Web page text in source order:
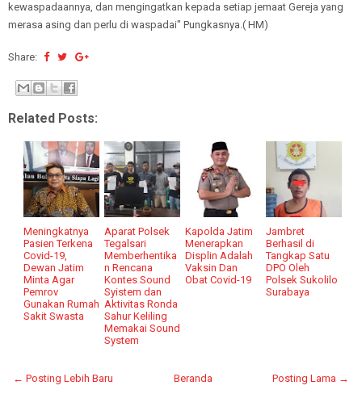
kewaspadaannya, dan mengingatkan kepada setiap jemaat Gereja yang
merasa asing dan perlu di waspadai" Pungkasnya.( HM)
Share:
Related Posts:
Meningkatnya
Pasien Terkena
Covid-19,
Dewan Jatim
Minta Agar
Pemrov
Gunakan Rumah
Sakit Swasta
Aparat Polsek
Tegalsari
Memberhentika
n Rencana
Kontes Sound
Syistem dan
Aktivitas Ronda
Sahur Keliling
Memakai Sound
System
Kapolda Jatim
Menerapkan
Displin Adalah
Vaksin Dan
Obat Covid-19
Jambret
Berhasil di
Tangkap Satu
DPO Oleh
Polsek Sukolilo
Surabaya
← Posting Lebih Baru Posting Lama →
Beranda